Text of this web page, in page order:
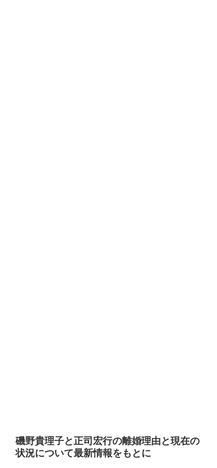
磯野貴理子と正司宏行の離婚理由と現在の
状況について最新情報をもとに